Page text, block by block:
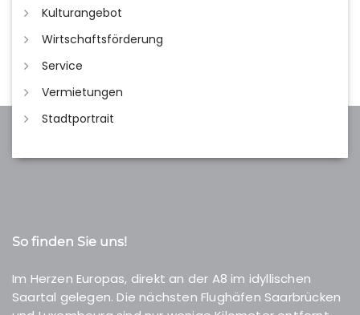
Kulturangebot
Wirtschaftsförderung
Service
Vermietungen
Stadtportrait
So finden Sie uns!
Im Herzen Europas, direkt an der A8 im idyllischen
Saartal gelegen. Die nächsten Flughäfen Saarbrücken